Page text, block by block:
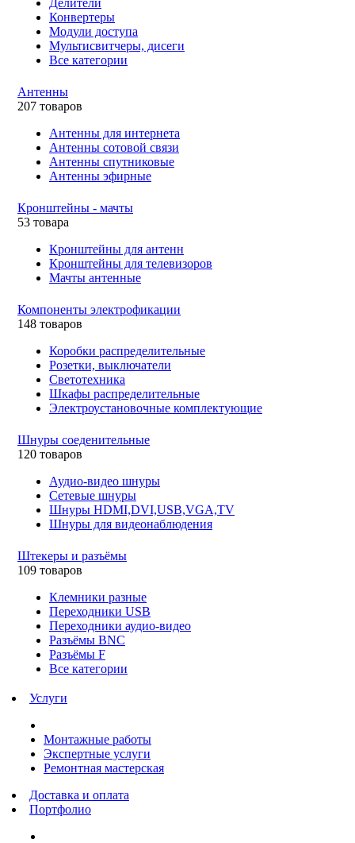
Делители
Конвертеры
Модули доступа
Мультисвитчеры, дисеги
Все категории
Антенны
207 товаров
Антенны для интернета
Антенны сотовой связи
Антенны спутниковые
Антенны эфирные
Кронштейны - мачты
53 товара
Кронштейны для антенн
Кронштейны для телевизоров
Мачты антенные
Компоненты электрофикации
148 товаров
Коробки распределительные
Розетки, выключатели
Светотехника
Шкафы распределительные
Электроустановочные комплектующие
Шнуры соеденительные
120 товаров
Аудио-видео шнуры
Сетевые шнуры
Шнуры HDMI,DVI,USB,VGA,TV
Шнуры для видеонаблюдения
Штекеры и разъёмы
109 товаров
Клемники разные
Переходники USB
Переходники аудио-видео
Разъёмы BNC
Разъёмы F
Все категории
Услуги
Монтажные работы
Экспертные услуги
Ремонтная мастерская
Доставка и оплата
Портфолио